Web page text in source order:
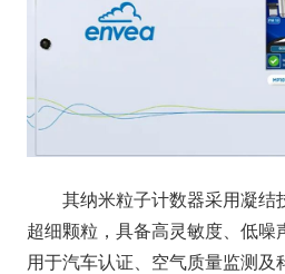
其纳米粒子计数器采用凝结
超细颗粒，具备高灵敏度、低噪
用于汽车认证、空气质量监测及